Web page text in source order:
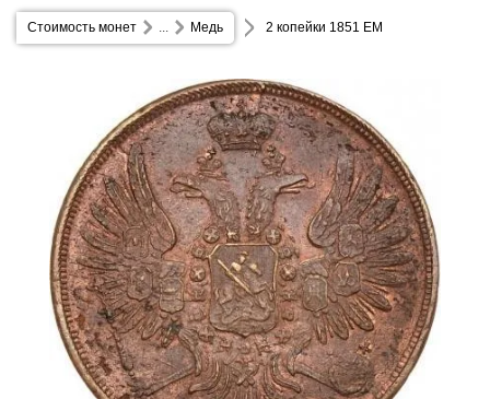
Стоимость монет Медь
... 2 копейки 1851 ЕМ